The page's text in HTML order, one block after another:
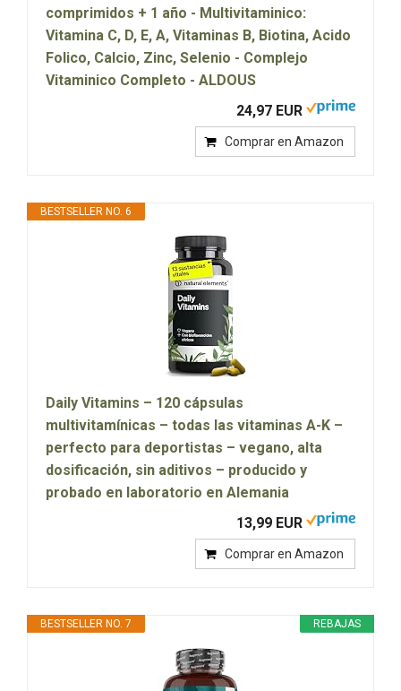
comprimidos + 1 año - Multivitaminico:
Vitamina C, D, E, A, Vitaminas B, Biotina, Acido
Folico, Calcio, Zinc, Selenio - Complejo
Vitaminico Completo - ALDOUS
24,97 EUR
Comprar en Amazon
BESTSELLER NO. 6
Daily Vitamins – 120 cápsulas
multivitamínicas – todas las vitaminas A-K –
perfecto para deportistas – vegano, alta
dosificación, sin aditivos – producido y
probado en laboratorio en Alemania
13,99 EUR
Comprar en Amazon
REBAJAS
BESTSELLER NO. 7